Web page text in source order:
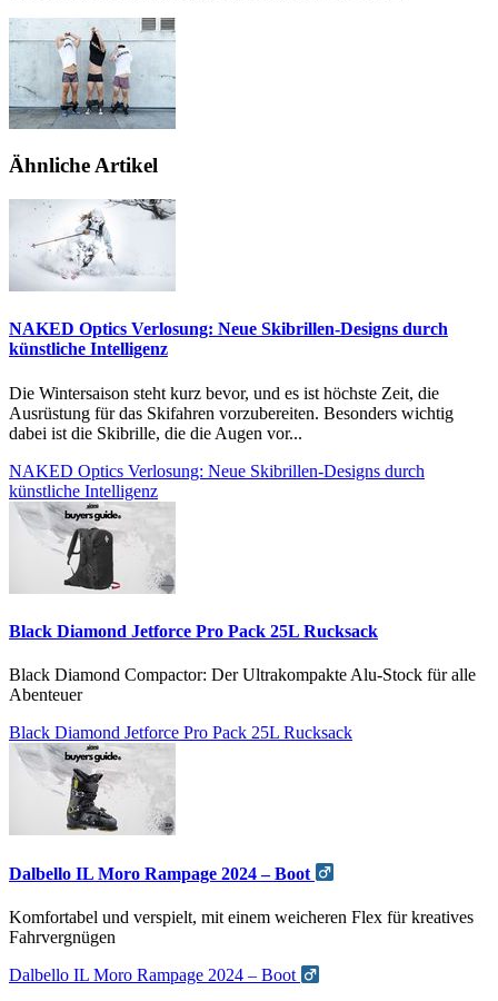
Ähnliche Artikel
NAKED Optics Verlosung: Neue Skibrillen-Designs durch
künstliche Intelligenz
Die Wintersaison steht kurz bevor, und es ist höchste Zeit, die
Ausrüstung für das Skifahren vorzubereiten. Besonders wichtig
dabei ist die Skibrille, die die Augen vor...
NAKED Optics Verlosung: Neue Skibrillen-Designs durch
künstliche Intelligenz
Black Diamond Jetforce Pro Pack 25L Rucksack
Black Diamond Compactor: Der Ultrakompakte Alu-Stock für alle
Abenteuer
Black Diamond Jetforce Pro Pack 25L Rucksack
Dalbello IL Moro Rampage 2024 – Boot
Komfortabel und verspielt, mit einem weicheren Flex für kreatives
Fahrvergnügen
Dalbello IL Moro Rampage 2024 – Boot